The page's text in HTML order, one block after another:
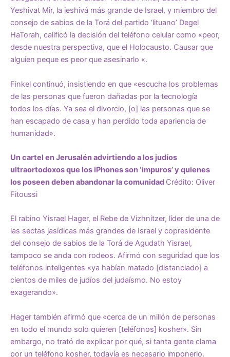
Yeshivat Mir, la ieshivá más grande de Israel, y miembro del
consejo de sabios de la Torá del partido ‘lituano’ Degel
HaTorah, calificó la decisión del teléfono celular como «peor,
desde nuestra perspectiva, que el Holocausto. Causar que
alguien peque es peor que asesinarlo «.
Finkel continuó, insistiendo en que «escucha los problemas
de las personas que fueron dañadas por la tecnología
todos los días. Ya sea el divorcio, [o] las personas que se
han escapado de casa y han perdido toda apariencia de
humanidad».
Un cartel en Jerusalén advirtiendo a los judíos
ultraortodoxos que los iPhones son ‘impuros’ y quienes
los poseen deben abandonar la comunidad Crédito: Oliver
Fitoussi
El rabino Yisrael Hager, el Rebe de Vizhnitzer, líder de una de
las sectas jasídicas más grandes de Israel y copresidente
del consejo de sabios de la Torá de Agudath Yisrael,
tampoco se anda con rodeos. Afirmó con seguridad que los
teléfonos inteligentes «ya habían matado [distanciado] a
cientos de miles de judíos del judaísmo. No estoy
exagerando».
Hager también afirmó que «cerca de un millón de personas
en todo el mundo solo quieren [teléfonos] kosher». Sin
embargo, no trató de explicar por qué, si tanta gente clama
por un teléfono kosher, todavía es necesario imponerlo.